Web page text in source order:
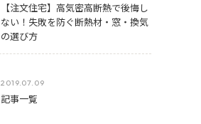
【注文住宅】高気密高断熱で後悔し
ない！失敗を防ぐ断熱材・窓・換気
の選び方
2019.07.09
記事一覧